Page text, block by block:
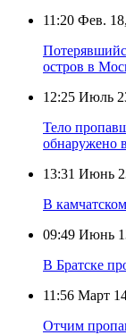
11:20 Фев.
остров в
12:25 Июль
Тело
обнаружено
13:31 Июнь
В
09:49 Июнь
В Братске
11:56 Март
Отчим